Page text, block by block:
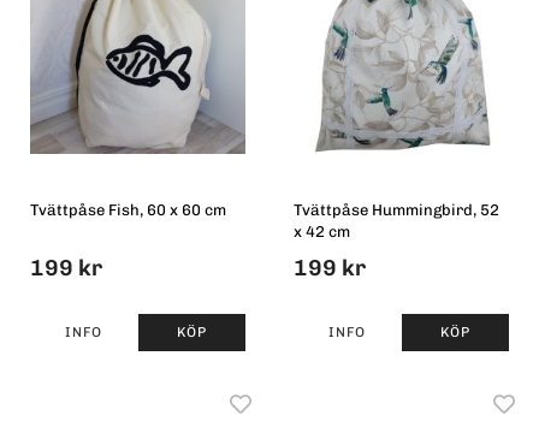
Tvättpåse Fish, 60 x 60 cm
199 kr
INFO KÖP
Tvättpåse Hummingbird, 52
x 42 cm
199 kr
INFO KÖP